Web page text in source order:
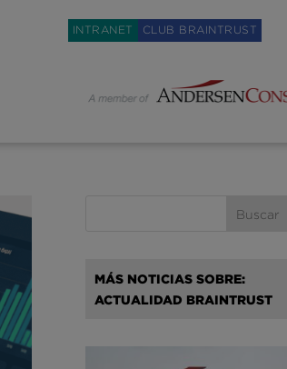
INTRANET CLUB BRAINTRUST
MÁS NOTICIAS SOBRE:
ACTUALIDAD BRAINTRUST